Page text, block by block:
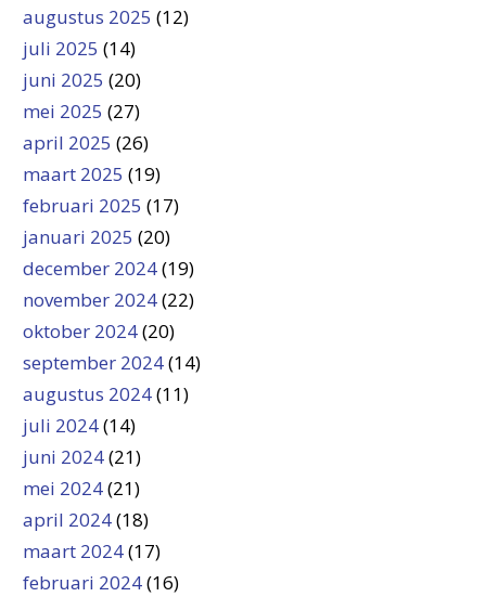
augustus 2025 (12)
juli 2025 (14)
juni 2025 (20)
mei 2025 (27)
april 2025 (26)
maart 2025 (19)
februari 2025 (17)
januari 2025 (20)
december 2024(19)
november 2024(22)
oktober 2024(20)
september 2024(14)
augustus 2024(11)
juli 2024(14)
juni 2024(21)
mei 2024(21)
april 2024(18)
maart 2024(17)
februari 2024(16)